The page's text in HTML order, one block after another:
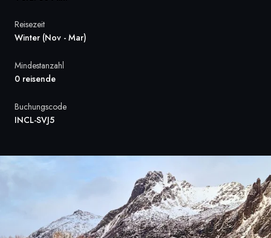
Reisezeit
Winter (Nov - Mar)
Mindestanzahl
0 reisende
Buchungscode
INCL-SVJ5